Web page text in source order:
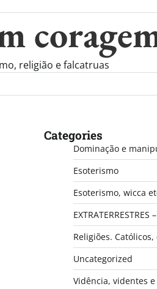
religião e falcatruas
Categories
Dominação e
Esoterismo
Esoterismo, wicca
EXTRATERRESTRES
Religiões.
Uncategorized
Vidência, videntes